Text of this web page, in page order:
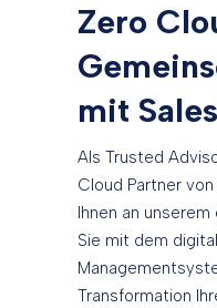
Zero
mit
Als Trusted
Cloud Partner
Ihnen an
Sie mit dem
Transformation